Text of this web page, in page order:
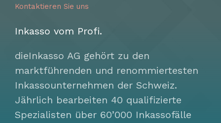
Kontaktieren Sie uns
Inkasso vom Profi.
dieInkasso AG gehört zu den
marktführenden und renommiertesten
Inkassounternehmen der Schweiz.
Jährlich bearbeiten 40 qualifizierte
Spezialisten über 60’000 Inkassofälle